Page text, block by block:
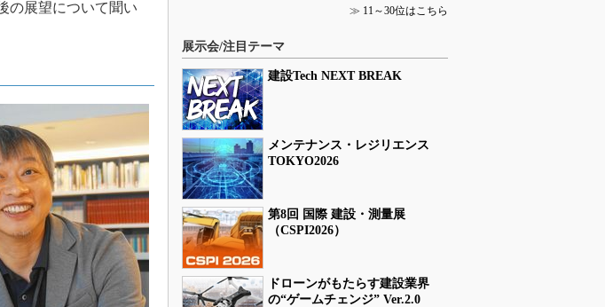
の展望について聞い
≫ 11～30位はこちら
展示会/注目テーマ
建設Tech NEXT BREAK
メンテナンス・レジリエンス
TOKYO2026
第8回 国際 建設・測量展
（CSPI2026）
ドローンがもたらす建設業界
の“ゲームチェンジ” Ver.2.0